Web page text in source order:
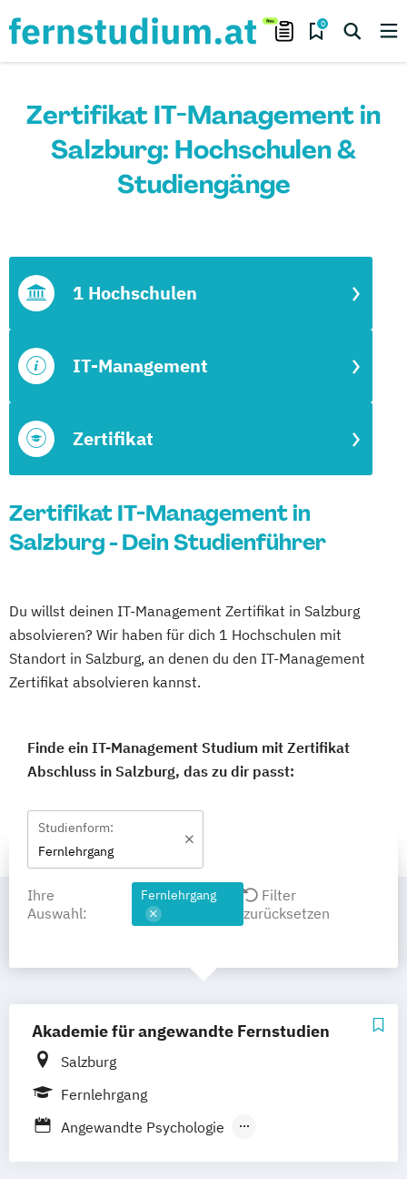
0
Zertifikat IT-Management in
Salzburg: Hochschulen &
Studiengänge
Zertifikat
IT-Management
1 Hochschulen
Zertifikat IT-Management in
Salzburg - Dein Studienführer
Du willst deinen IT-Management Zertifikat in Salzburg
absolvieren? Wir haben für dich 1 Hochschulen mit
Standort in Salzburg, an denen du den IT-Management
Zertifikat absolvieren kannst.
Finde ein IT-Management Studium mit Zertifikat
Abschluss in Salzburg, das zu dir passt:
Studienform:
Fernlehrgang
Ihre
Auswahl:
Fernlehrgang
Filter
zurücksetzen
Akademie für angewandte Fernstudien
Salzburg
Fernlehrgang
Angewandte Psychologie